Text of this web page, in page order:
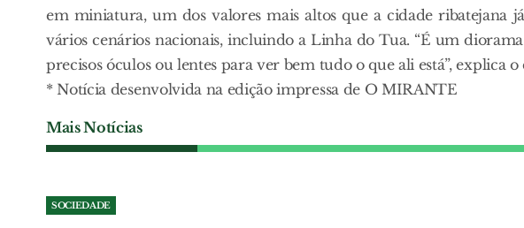
em miniatura, um dos valores mais altos que a cidade ribatejana
vários cenários nacionais, incluindo a Linha do Tua. “É um
precisos óculos ou lentes para ver bem tudo o que ali está”, explica
* Notícia desenvolvida na edição impressa de O MIRANTE
Mais Notícias
SOCIEDADE